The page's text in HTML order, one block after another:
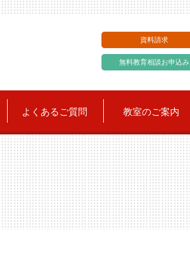
資料請求
無料教育相談お申込み
よくあるご質問 教室のご案内